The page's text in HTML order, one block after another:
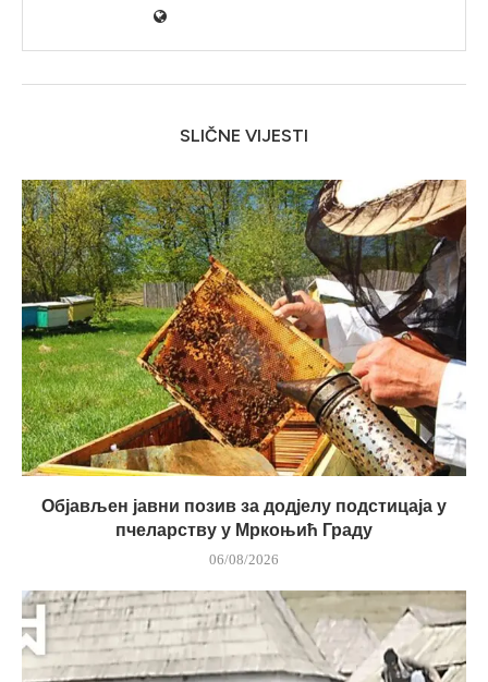
SLIČNE VIJESTI
Објављен јавни позив за додјелу подстицаја у
пчеларству у Мркоњић Граду
06/08/2026